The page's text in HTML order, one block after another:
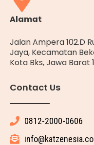
Alamat
Jalan Ampera 102.D
Jaya, Kecamatan
Kota Bks, Jawa Barat
Contact Us
0812-2000-0606